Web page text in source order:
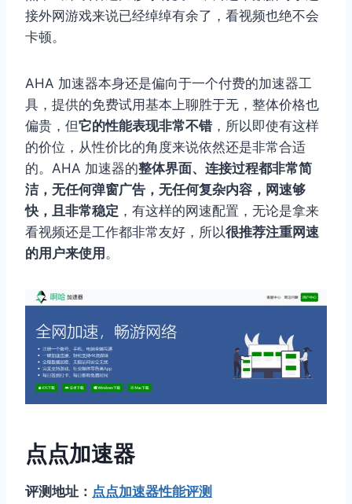
接外网游戏来说已经绰绰有余了，看视频也绝不会
卡顿。
AHA 加速器本身还是偏向于一个付费的加速器工
具，提供的免费试用基本上聊胜于无，整体价格也
偏贵，但它的性能表现非常不错，所以即使有这样
的价位，从性价比的角度来说依然还是非常合适
的。AHA 加速器的整体界面、连接过程都非常简
洁，无任何弹窗广告，无任何复杂内容，网速够
快，且非常稳定 ，有这样的网速配置，无论是拿来
看视频还是工作都非常友好，所以很推荐注重网速
的用户来使用 。
点点加速器
评测地址： 点点加速器性能评测